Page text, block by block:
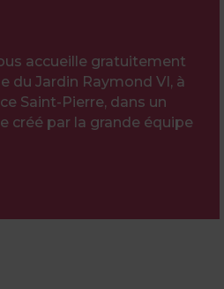
accueille gratuitement
du Jardin Raymond VI, à
Saint-Pierre, dans un
créé par la grande équipe